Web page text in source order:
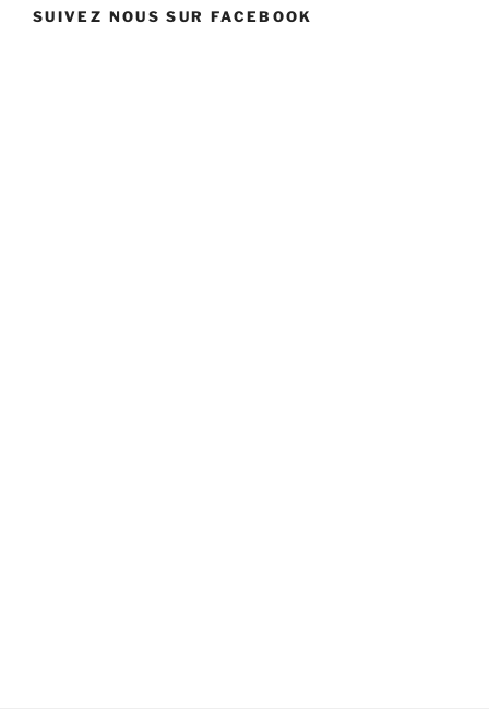
SUIVEZ NOUS SUR FACEBOOK